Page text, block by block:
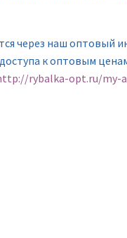
через наш оптовый
к оптовым
rybalka-opt.ru/my-